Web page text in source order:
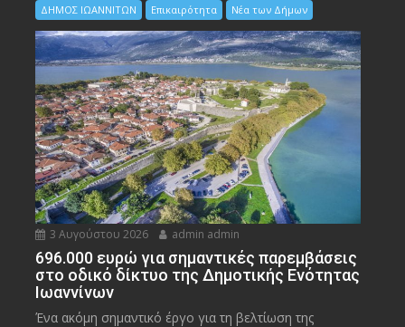
ΔΗΜΟΣ ΙΩΑΝΝΙΤΩΝ Επικαιρότητα Νέα των Δήμων
3 Αυγούστου 2026 admin admin
696.000 ευρώ για σημαντικές παρεμβάσεις
στο οδικό δίκτυο της Δημοτικής Ενότητας
Ιωαννίνων
Ένα ακόμη σημαντικό έργο για τη βελτίωση της